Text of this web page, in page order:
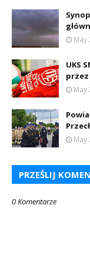
May
UKS
przez
May
May
PRZEŚLIJ
0 Komentarze